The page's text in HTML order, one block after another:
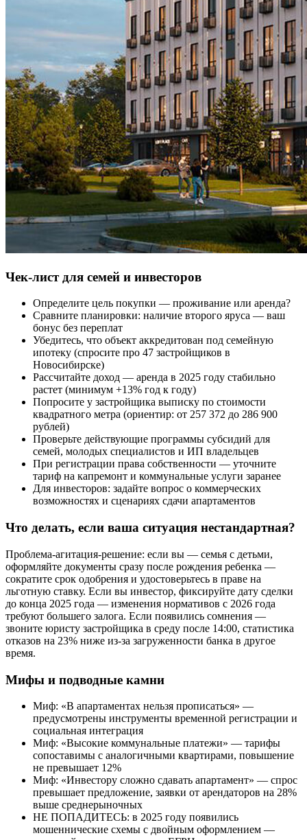
Чек-лист для семей и инвесторов
Определите цель покупки — проживание или аренда?
Сравните планировки: наличие второго яруса — ваш
бонус без переплат
Убедитесь, что объект аккредитован под семейную
ипотеку (спросите про 47 застройщиков в
Новосибирске)
Рассчитайте доход — аренда в 2025 году стабильно
растет (минимум +13% год к году)
Попросите у застройщика выписку по стоимости
квадратного метра (ориентир: от 257 372 до 286 900
рублей)
Проверьте действующие программы субсидий для
семей, молодых специалистов и ИП владельцев
При регистрации права собственности — уточните
тариф на капремонт и коммунальные услуги заранее
Для инвесторов: задайте вопрос о коммерческих
возможностях и сценариях сдачи апартаментов
Что делать, если ваша ситуация нестандартная?
Проблема-агитация-решение: если вы — семья с детьми,
оформляйте документы сразу после рождения ребенка —
сократите срок одобрения и удостоверьтесь в праве на
льготную ставку. Если вы инвестор, фиксируйте дату сделки
до конца 2025 года — изменения нормативов с 2026 года
требуют большего залога. Если появились сомнения —
звоните юристу застройщика в среду после 14:00, статистика
отказов на 23% ниже из-за загруженности банка в другое
время.
Мифы и подводные камни
Миф: «В апартаментах нельзя прописаться» —
предусмотрены инструменты временной регистрации и
социальная интеграция
Миф: «Высокие коммунальные платежи» — тарифы
сопоставимы с аналогичными квартирами, повышение
не превышает 12%
Миф: «Инвестору сложно сдавать апартамент» — спрос
превышает предложение, заявки от арендаторов на 28%
выше среднерыночных
НЕ ПОПАДИТЕСЬ: в 2025 году появились
мошеннические схемы с двойным оформлением —